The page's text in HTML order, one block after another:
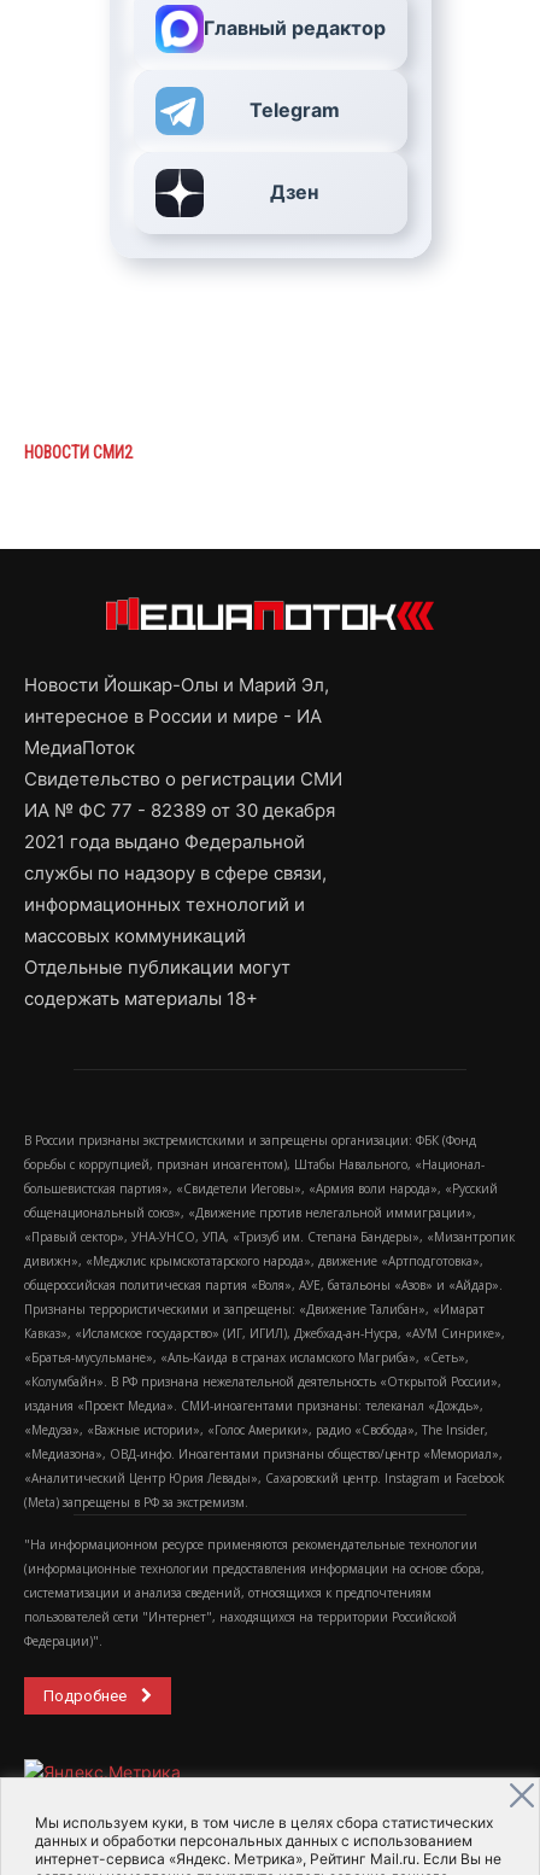
Мы используем куки, в том числе в целях сбора статистических
данных и обработки персональных данных с использованием
интернет-сервиса «Яндекс. Метрика», Рейтинг Mail.ru. Если Вы не
Главный редактор
Telegram
Дзен
НОВОСТИ СМИ2
Новости Йошкар-Олы и Марий Эл,
интересное в России и мире - ИА
МедиаПоток
Свидетельство о регистрации СМИ
ИА № ФС 77 - 82389 от 30 декабря
2021 года выдано Федеральной
службы по надзору в сфере связи,
информационных технологий и
массовых коммуникаций
Отдельные публикации могут
содержать материалы 18+
В России признаны экстремистскими и запрещены организации: ФБК (Фонд
борьбы с коррупцией, признан иноагентом), Штабы Навального, «Национал-
большевистская партия», «Свидетели Иеговы», «Армия воли народа», «Русский
общенациональный союз», «Движение против нелегальной иммиграции»,
«Правый сектор», УНА-УНСО, УПА, «Тризуб им. Степана Бандеры», «Мизантропик
дивижн», «Меджлис крымскотатарского народа», движение «Артподготовка»,
общероссийская политическая партия «Воля», АУЕ, батальоны «Азов» и «Айдар».
Признаны террористическими и запрещены: «Движение Талибан», «Имарат
Кавказ», «Исламское государство» (ИГ, ИГИЛ), Джебхад-ан-Нусра, «АУМ Синрике»,
«Братья-мусульмане», «Аль-Каида в странах исламского Магриба», «Сеть»,
«Колумбайн». В РФ признана нежелательной деятельность «Открытой России»,
издания «Проект Медиа». СМИ-иноагентами признаны: телеканал «Дождь»,
«Медуза», «Важные истории», «Голос Америки», радио «Свобода», The Insider,
«Медиазона», ОВД-инфо. Иноагентами признаны общество/центр «Мемориал»,
«Аналитический Центр Юрия Левады», Сахаровский центр. Instagram и Facebook
(Metа) запрещены в РФ за экстремизм.
"На информационном ресурсе применяются рекомендательные технологии
(информационные технологии предоставления информации на основе сбора,
систематизации и анализа сведений, относящихся к предпочтениям
пользователей сети "Интернет", находящихся на территории Российской
Федерации)".
Подробнее